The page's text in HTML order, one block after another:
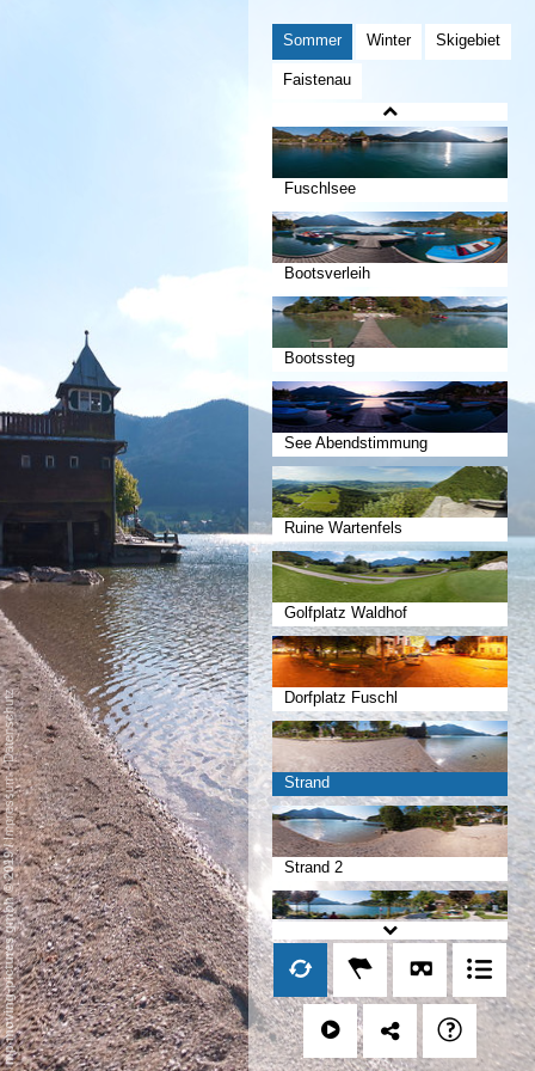
Sommer Winter Skigebiet
Faistenau
Fuschlsee
Bootsverleih
Bootssteg
See Abendstimmung
Ruine Wartenfels
Golfplatz Waldhof
Dorfplatz Fuschl
Strand
Strand 2
Promenade Fuschl
Seebad
mp moving-pictures gmbh © 2019
/
Impressum
-
Datenschutz